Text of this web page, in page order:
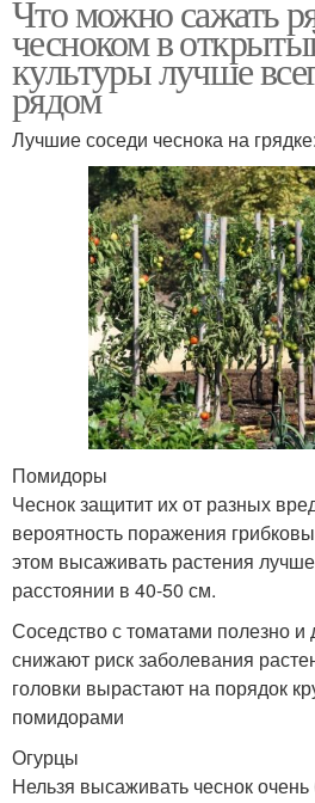
Что можно сажать
чесноком в
культуры лучше
рядом
Лучшие соседи чеснока на грядке:
Помидоры
Чеснок защитит их от разных
вероятность поражения
этом высаживать растения
расстоянии в 40-50 см.
Соседство с томатами полезно и
снижают риск заболевания
головки вырастают на порядок
помидорами
Огурцы
Нельзя высаживать чеснок очень